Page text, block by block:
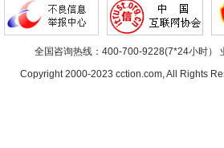
全国咨询热线：400-700-9228(7*24小时）
Copyright 2000-2023 cction.com, All Rights